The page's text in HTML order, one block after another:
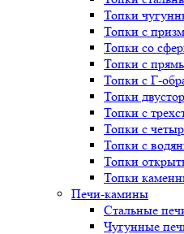
Топки
Топки с
Топки со
Топки с
Топки с Г-
Топки
Топки с
Топки с
Топки с
Топки
Топки
Печи-камины
Стальные
Чугунные